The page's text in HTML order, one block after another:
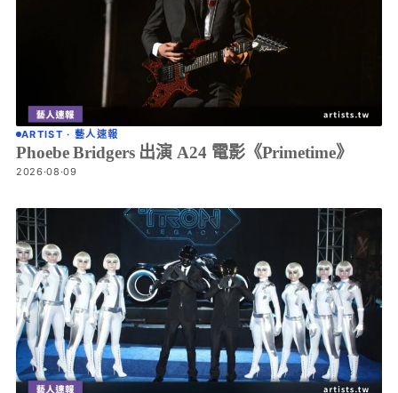
ARTIST · 藝人速報
Phoebe Bridgers 出演 A24 電影《Primetime》
2026·08·09